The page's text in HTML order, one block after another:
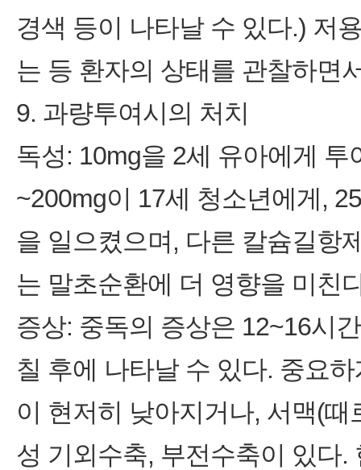
경색 등이 나타날 수 있다.) 저
는 등 환자의 상태를 관찰하면
9. 과량투여시의 처치
독성: 10mg을 2세 유아에게
~200mg이 17세 청소년에게,
을 일으켰으며, 다른 칼슘길항
는 말초순환에 더 영향을 미친
증상: 중독의 증상은 12~16시
칠 후에 나타날 수 있다. 중요
이 현저히 낮아지거나, 서맥(
성 기외수축, 부전수축이 있다.